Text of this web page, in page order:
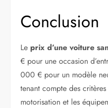
Conclusion
Le prix d’une voiture
€ pour une occasion
000 € pour un modèle
tenant compte des
motorisation et les